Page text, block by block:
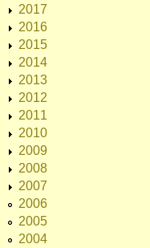
2017
2016
2015
2014
2013
2012
2011
2010
2009
2008
2007
2006
2005
2004